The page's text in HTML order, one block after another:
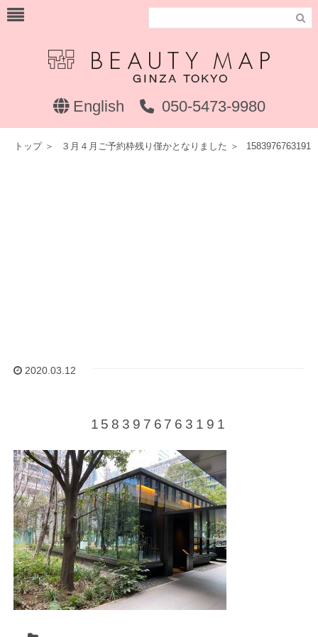

English 050-5473-9980
トップ＞ ３月４月ご予約枠残り僅かとなりました ＞ 1583976763191
2020.03.12
1583976763191